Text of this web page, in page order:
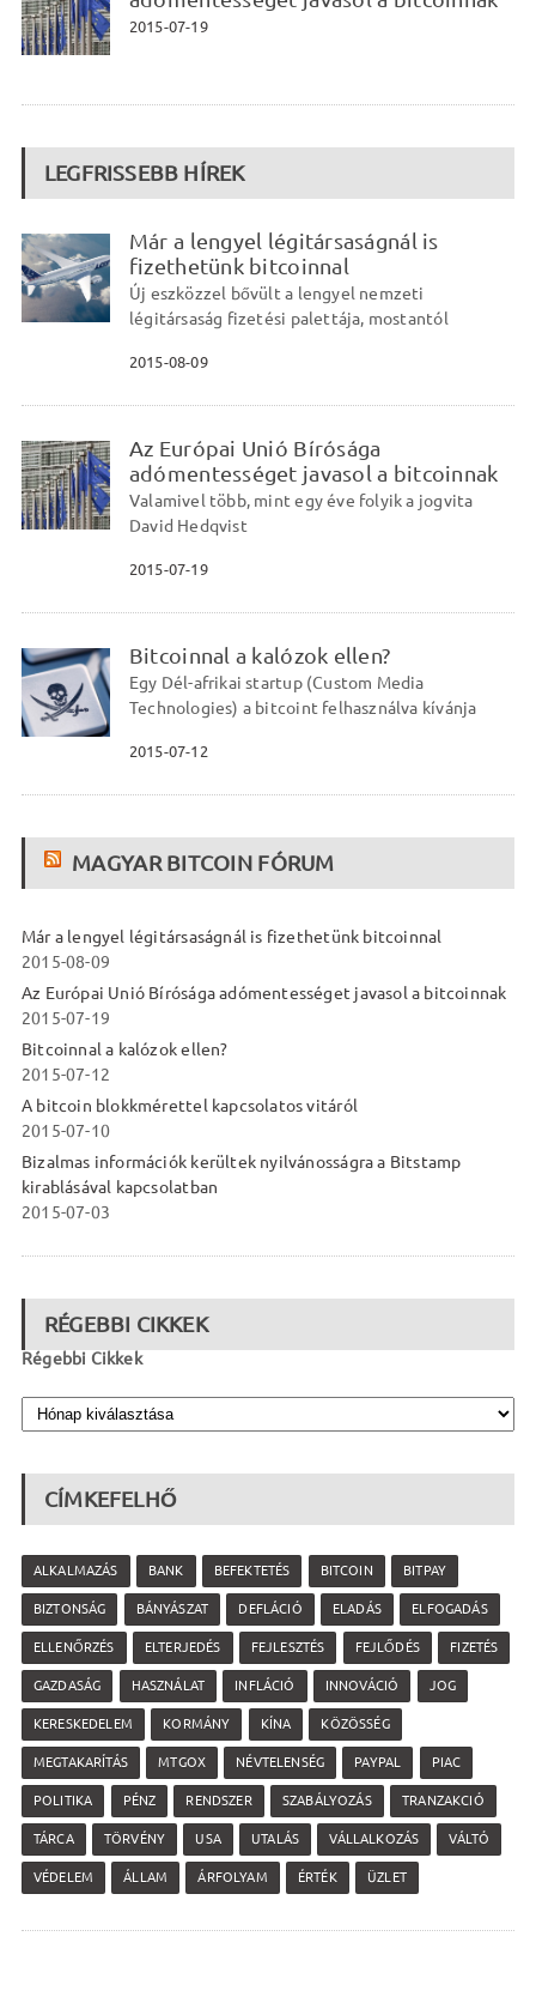
2015-07-19
LEGFRISSEBB HÍREK
Már a lengyel légitársaságnál is
fizethetünk bitcoinnal
Új eszközzel bővült a lengyel nemzeti
légitársaság fizetési palettája, mostantól
2015-08-09
Az Európai Unió Bírósága
adómentességet javasol a bitcoinnak
Valamivel több, mint egy éve folyik a jogvita
David Hedqvist
2015-07-19
Bitcoinnal a kalózok ellen?
Egy Dél-afrikai startup (Custom Media
Technologies) a bitcoint felhasználva kívánja
2015-07-12
MAGYAR BITCOIN FÓRUM
Már a lengyel légitársaságnál is fizethetünk bitcoinnal
2015-08-09
Az Európai Unió Bírósága adómentességet javasol a bitcoinnak
2015-07-19
Bitcoinnal a kalózok ellen?
2015-07-12
A bitcoin blokkmérettel kapcsolatos vitáról
2015-07-10
Bizalmas információk kerültek nyilvánosságra a Bitstamp
kirablásával kapcsolatban
2015-07-03
RÉGEBBI CIKKEK
Régebbi Cikkek
CÍMKEFELHŐ
ALKALMAZÁS BANK BEFEKTETÉS BITCOIN BITPAY
BIZTONSÁG BÁNYÁSZAT DEFLÁCIÓ ELADÁS ELFOGADÁS
ELLENŐRZÉS ELTERJEDÉS FEJLESZTÉS FEJLŐDÉS FIZETÉS
GAZDASÁG HASZNÁLAT INFLÁCIÓ INNOVÁCIÓ JOG
KERESKEDELEM KORMÁNY KÍNA KÖZÖSSÉG
MEGTAKARÍTÁS MTGOX NÉVTELENSÉG PAYPAL PIAC
POLITIKA PÉNZ RENDSZER SZABÁLYOZÁS TRANZAKCIÓ
TÁRCA TÖRVÉNY USA UTALÁS VÁLLALKOZÁS VÁLTÓ
VÉDELEM ÁLLAM ÁRFOLYAM ÉRTÉK ÜZLET